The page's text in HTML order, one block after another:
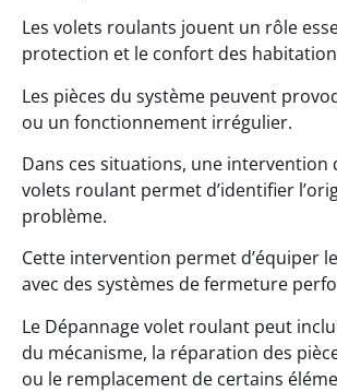
Les volets roulants jouent un rôle
protection et le confort des
Les pièces du système peuvent
ou un fonctionnement irrégulier.
Dans ces situations, une intervention
volets roulant permet d’identifier
problème.
Cette intervention permet d’équiper
avec des systèmes de fermeture
Le Dépannage volet roulant peut
du mécanisme, la réparation des
ou le remplacement de certains